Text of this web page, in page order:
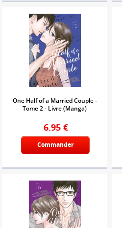
One Half of a Married Couple -
Tome 2 - Livre (Manga)
6.95 €
Commander